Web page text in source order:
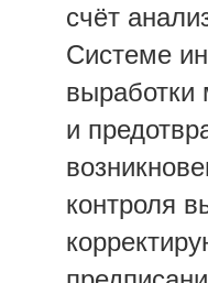
счёт
Системе
выработки
и
контроля